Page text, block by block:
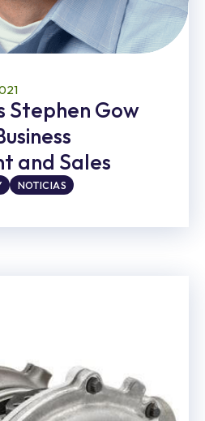
Stephen Gow
and Sales
NOTICIAS